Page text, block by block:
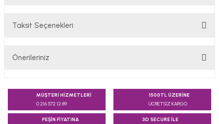
Taksit Seçenekleri
Önerileriniz
konularda yetersiz gördüğünüz noktaları öneri formunu
kullanarak tarafımıza iletebilirsiniz.
MÜŞTERİ HİZMETLERİ
0 216 572 12 89
1500TL ÜZERİNE
ÜCRETSİZ KARGO
PEŞİN FİYATINA
3D SECURE İLE